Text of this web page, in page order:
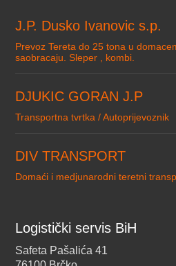
J.P. Dusko Ivanovic s.p.
Prevoz Tereta do 25 tona u
saobracaju. Sleper , kombi.
DJUKIC GORAN J.P
Transportna tvrtka / Autoprijevoznik
DIV TRANSPORT
Domaći i medjunarodni teretni
Logistički servis BiH
Safeta Pašalića 41